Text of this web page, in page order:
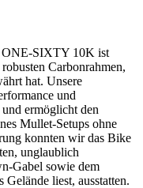
ONE-SIXTY 10K ist
Carbonrahmen,
hat. Unsere
und
ermöglicht den
Mullet-Setups ohne
konnten wir das Bike
unglaublich
Gabel sowie dem
liest, ausstatten.